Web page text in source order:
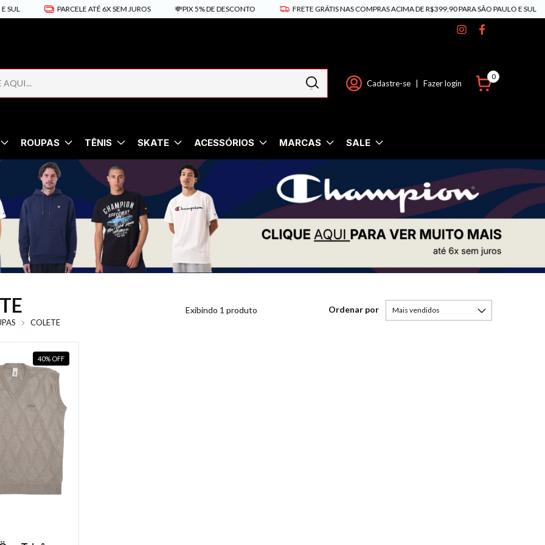
PARCELE ATÉ 6X SEM JUROS 💸PIX 5% DE DESCONTO FRETE GRÁTIS NAS COMPRAS ACIMA DE R$399,90 PARA SÃO PAULO E SUL
Cadastre-se Fazer login
0
ROUPAS TÊNIS SKATE ACESSÓRIOS MARCAS SALE
COLETE
Exibindo 1 produto Ordenar por
40% OFF